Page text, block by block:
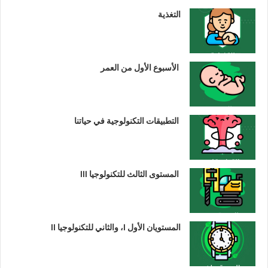
التغذية
الأسبوع الأول من العمر
التطبيقات التكنولوجية في حياتنا
المستوى الثالث للتكنولوجيا III
المستويان الأول I، والثاني للتكنولوجيا II